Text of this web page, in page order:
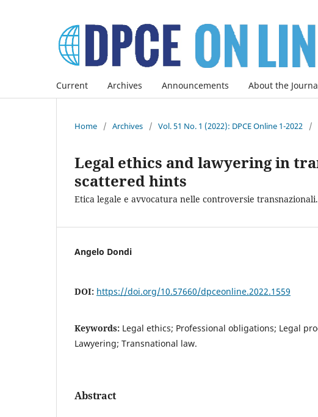
Current Archives Announcements About the
Home / Archives / Vol. 51 No. 1 (2022): DPCE Online 1-2022 /
Legal ethics and lawyering in
scattered hints
Etica legale e avvocatura nelle controversie
Angelo Dondi
DOI: https://doi.org/10.57660/dpceonline.2022.1559
Keywords: Legal ethics; Professional obligations; Legal
Lawyering; Transnational law.
Abstract